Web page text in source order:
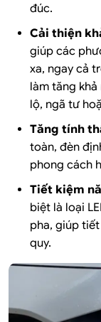
đúc.
Cải thiện
giúp các
xa, ngay cả
làm tăng
lộ, ngã tư
Tăng tính
toàn, đèn
phong cách
Tiết kiệm
biệt là loại
pha, giúp
quy.